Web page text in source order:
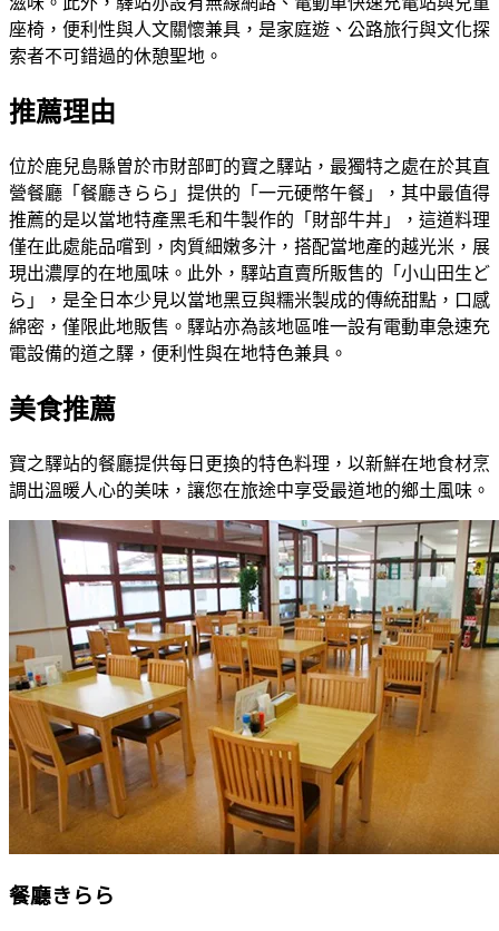
座椅，便利性與人文關懷兼具，是家庭遊、公路旅行與文化探
索者不可錯過的休憩聖地。
推薦理由
位於鹿兒島縣曽於市財部町的寶之驛站，最獨特之處在於其直
營餐廳「餐廳きらら」提供的「一元硬幣午餐」，其中最值得
推薦的是以當地特產黑毛和牛製作的「財部牛丼」，這道料理
僅在此處能品嚐到，肉質細嫩多汁，搭配當地產的越光米，展
現出濃厚的在地風味。此外，驛站直賣所販售的「小山田生ど
ら」，是全日本少見以當地黑豆與糯米製成的傳統甜點，口感
綿密，僅限此地販售。驛站亦為該地區唯一設有電動車急速充
電設備的道之驛，便利性與在地特色兼具。
美食推薦
寶之驛站的餐廳提供每日更換的特色料理，以新鮮在地食材烹
調出溫暖人心的美味，讓您在旅途中享受最道地的鄉土風味。
餐廳きらら